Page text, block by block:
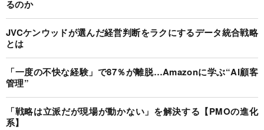
るのか
JVCケンウッドが選んだ経営判断をラクにするデータ統合戦略
とは
「一度の不快な経験」で87％が離脱…Amazonに学ぶ“AI顧客
管理”
「戦略は立派だが現場が動かない」を解決する【PMOの進化
系】